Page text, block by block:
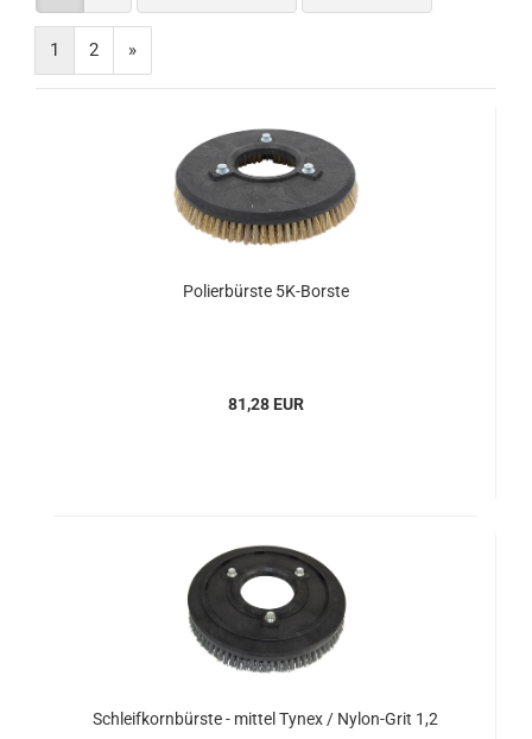
1 2 »
Polierbürste 5K-Borste
81,28 EUR
Schleifkornbürste - mittel Tynex / Nylon-Grit 1,2